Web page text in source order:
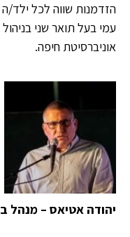
הזדמנות שווה לכל ילד/
עמי בעל תואר שני
אוניברסיטת חיפה.
יהודה אטיאס – מנהל